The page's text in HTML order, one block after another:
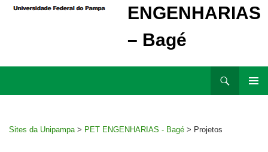
ENGENHARIAS
– Bagé
Sites da Unipampa > PET ENGENHARIAS - Bagé > Projetos